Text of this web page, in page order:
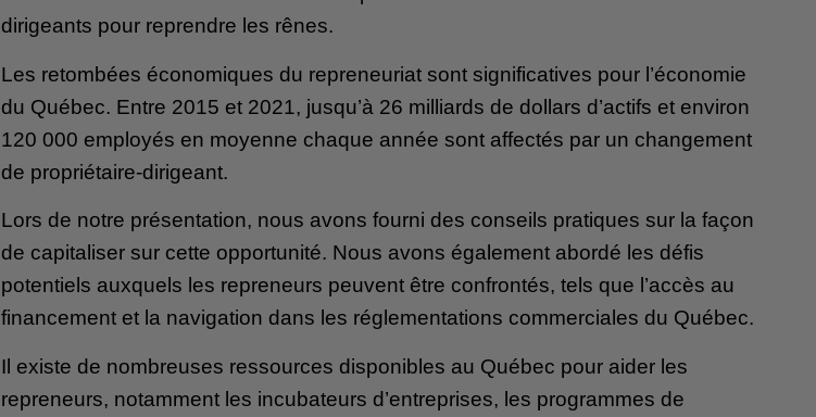
dirigeants pour reprendre les rênes.
Les retombées économiques du repreneuriat sont significatives pour l’économie
du Québec. Entre 2015 et 2021, jusqu’à 26 milliards de dollars d’actifs et environ
120 000 employés en moyenne chaque année sont affectés par un changement
de propriétaire-dirigeant.
Lors de notre présentation, nous avons fourni des conseils pratiques sur la façon
de capitaliser sur cette opportunité. Nous avons également abordé les défis
potentiels auxquels les repreneurs peuvent être confrontés, tels que l’accès au
financement et la navigation dans les réglementations commerciales du Québec.
Il existe de nombreuses ressources disponibles au Québec pour aider les
repreneurs, notamment les incubateurs d’entreprises, les programmes de